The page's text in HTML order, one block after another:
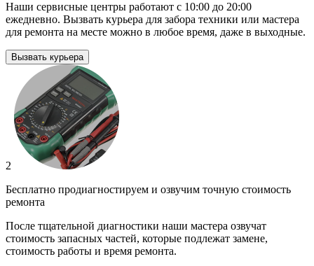
Наши сервисные центры работают с 10:00 до 20:00
ежедневно. Вызвать курьера для забора техники или мастера
для ремонта на месте можно в любое время, даже в выходные.
Вызвать курьера
2
Бесплатно продиагностируем и озвучим точную стоимость
ремонта
После тщательной диагностики наши мастера озвучат
стоимость запасных частей, которые подлежат замене,
стоимость работы и время ремонта.